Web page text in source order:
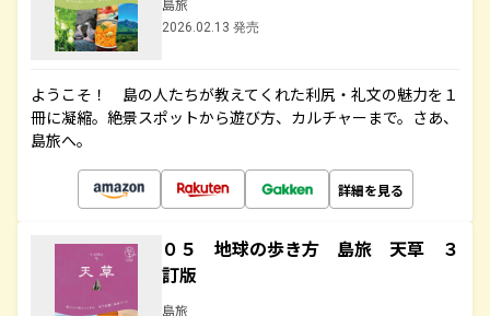
島旅
2026.02.13 発売
ようこそ！ 島の人たちが教えてくれた利尻・礼文の魅力を１
冊に凝縮。絶景スポットから遊び方、カルチャーまで。さあ、
島旅へ。
詳細を見る
０５ 地球の歩き方 島旅 天草 ３
訂版
島旅